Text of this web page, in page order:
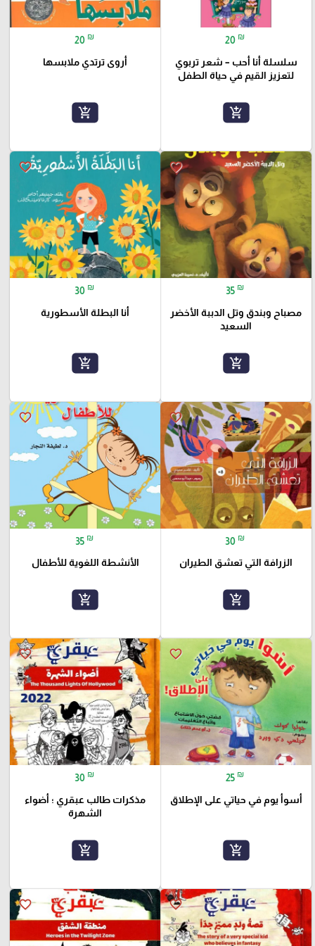
20 ₪
سلسلة أنا أحب – شعر تربوي
لتعزيز القيم في حياة الطفل
add_shopping_cart
20 ₪
أروى ترتدي ملابسها
add_shopping_cart
favorite_border
35 ₪
مصباح وبندق وتل الدببة الأخضر
السعيد
add_shopping_cart
favorite_border
30 ₪
أنا البطلة الأسطورية
add_shopping_cart
favorite_border
30 ₪
الزرافة التي تعشق الطيران
add_shopping_cart
favorite_border
35 ₪
الأنشطة اللغوية للأطفال
add_shopping_cart
favorite_border
25 ₪
أسوأ يوم في حياتي على الإطلاق
add_shopping_cart
favorite_border
30 ₪
مذكرات طالب عبقري ؛ أضواء
الشهرة
add_shopping_cart
favorite_border
favorite_border